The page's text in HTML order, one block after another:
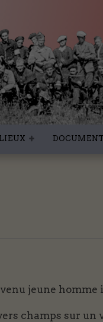
LIEUX
jeune homme
champs sur